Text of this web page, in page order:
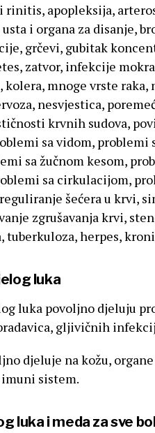
rinitis, apopleksija,
usta i organa za disanje,
grčevi, gubitak
zatvor, infekcije
kolera, mnoge vrste
nesvjestica,
krvnih sudova,
sa vidom, problemi
sa žučnom kesom,
sa cirkulacijom,
šećera u krvi,
zgrušavanja krvi,
tuberkuloza, herpes,
luka
luka povoljno djeluju
gljivičnih
djeluje na kožu,
sistem.
luka i meda za sve